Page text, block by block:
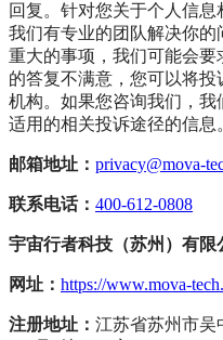
回复。针对您关于个人信息
我们有专业的团队解决你
重大的事项，我们可能会要
的答复不满意，您可以将
机构。如果您咨询我们，
适用的相关投诉途径的信息
邮箱地址： privacy@mova-
联系电话： 400-612-0808
宇宙行者科技（苏州）有限
网址： https://www.mova-
注册地址： 江苏省苏州市吴